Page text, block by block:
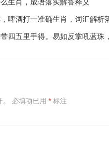
生肖，成语落实解答释义
啤酒打一准确生肖，词汇解析
四五里手得。易如反掌吼蓝
必填项已用 * 标注